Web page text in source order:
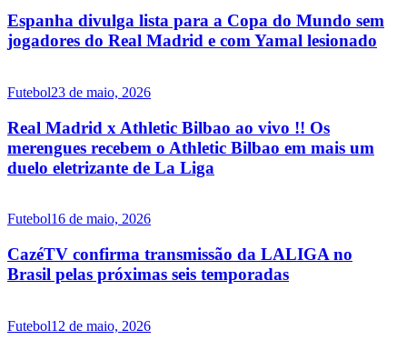
Espanha divulga lista para a Copa do Mundo sem
jogadores do Real Madrid e com Yamal lesionado
Futebol23 de maio, 2026
Real Madrid x Athletic Bilbao ao vivo !! Os
merengues recebem o Athletic Bilbao em mais um
duelo eletrizante de La Liga
Futebol16 de maio, 2026
CazéTV confirma transmissão da LALIGA no
Brasil pelas próximas seis temporadas
Futebol12 de maio, 2026